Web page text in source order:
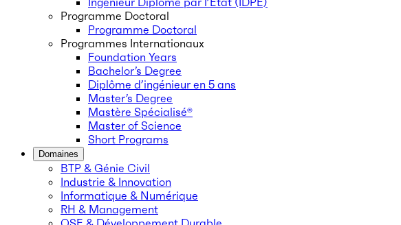
Programme Doctoral
Programme Doctoral
Programmes Internationaux
Foundation Years
Bachelor’s Degree
Diplôme d’ingénieur en 5 ans
Master’s Degree
Mastère Spécialisé®
Master of Science
Short Programs
Domaines
BTP & Génie Civil
Industrie & Innovation
Informatique & Numérique
RH & Management